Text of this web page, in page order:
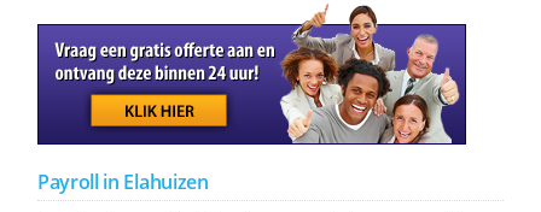
Payroll in Elahuizen